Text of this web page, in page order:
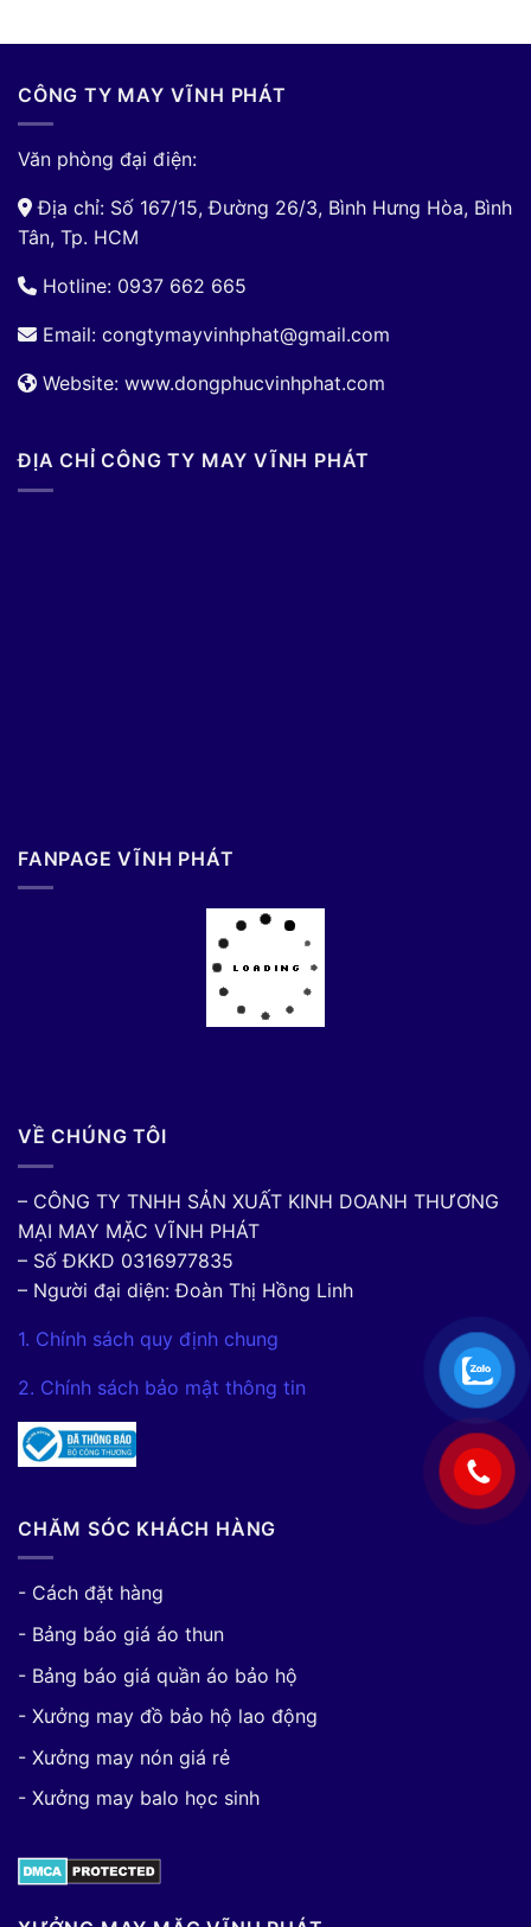
CÔNG TY MAY VĨNH PHÁT
Văn phòng đại điện:
Địa chỉ: Số 167/15, Đường 26/3, Bình Hưng Hòa, Bình
Tân, Tp. HCM
Hotline: 0937 662 665
Email: congtymayvinhphat@gmail.com
Website: www.dongphucvinhphat.com
ĐỊA CHỈ CÔNG TY MAY VĨNH PHÁT
FANPAGE VĨNH PHÁT
VỀ CHÚNG TÔI
– CÔNG TY TNHH SẢN XUẤT KINH DOANH THƯƠNG
MẠI MAY MẶC VĨNH PHÁT
– Số ĐKKD 0316977835
– Người đại diện: Đoàn Thị Hồng Linh
1. Chính sách quy định chung
2. Chính sách bảo mật thông tin
CHĂM SÓC KHÁCH HÀNG
- Cách đặt hàng
- Bảng báo giá áo thun
- Bảng báo giá quần áo bảo hộ
- Xưởng may đồ bảo hộ lao động
- Xưởng may nón giá rẻ
- Xưởng may balo học sinh